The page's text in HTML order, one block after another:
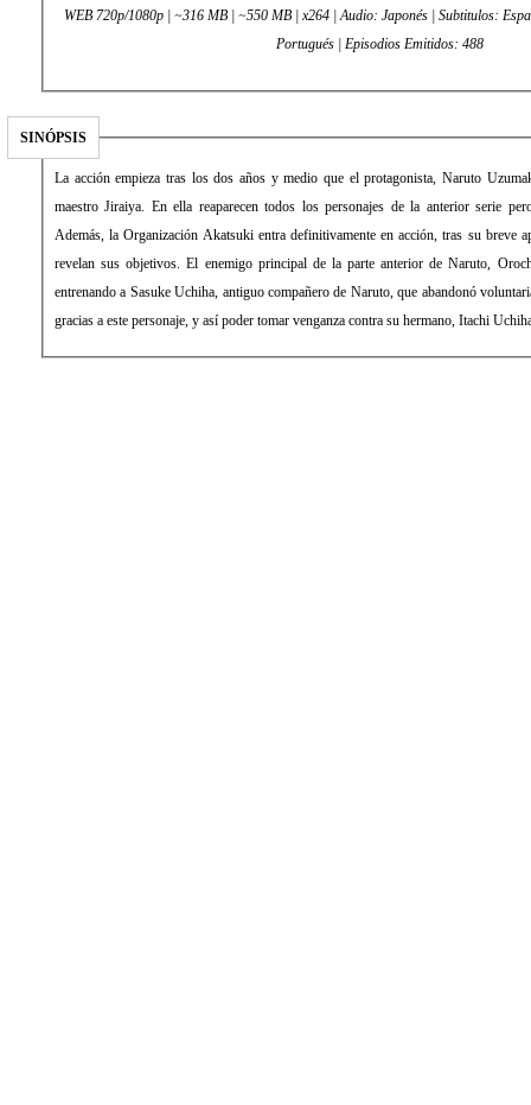
WEB 720p/1080p | ~316 MB | ~550 MB | x264 | Audio: Japonés | Subtitulos: Español, Inglés, Alemán, Italiano,
Portugués | Episodios Emitidos: 488
SINÓPSIS
La acción empieza tras los dos años y medio que el protagonista, Naruto
maestro Jiraiya. En ella reaparecen todos los personajes de la anterior serie
Además, la Organización Akatsuki entra definitivamente en acción, tras su breve
revelan sus objetivos. El enemigo principal de la parte anterior de Naruto,
entrenando a Sasuke Uchiha, antiguo compañero de Naruto, que abandonó
gracias a este personaje, y así poder tomar venganza contra su hermano, Itachi